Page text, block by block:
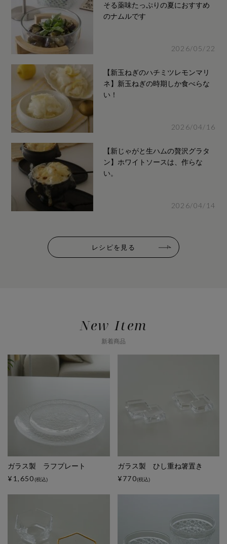
そる薬味たっぷりの夏におすすめ
のナムルです
2026/05/22
【新玉ねぎのハチミツレモンマリ
ネ】新玉ねぎの時期しか食べらな
い！
2026/04/16
【新じゃがと生ハムの贅沢グラタ
ン】ホワイトソースは、作らな
い。
2026/04/14
レシピを見る
New Item
新着商品
ガラス製 ラフプレート
¥1,650(税込)
ガラス製 ひし重ね箸置き
¥770(税込)